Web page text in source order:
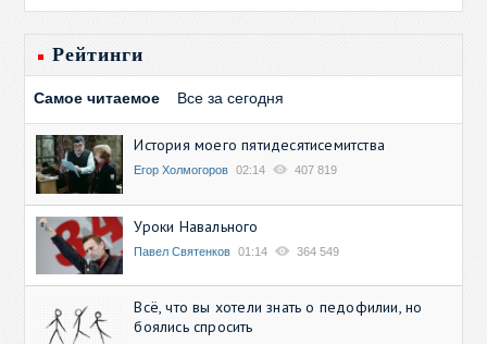
Рейтинги
Самое читаемое Все за сегодня
История моего пятидесятисемитства
Егор Холмогоров 02:14 407 819
Уроки Навального
Павел Святенков 01:14 364 549
Всё, что вы хотели знать о педофилии, но
боялись спросить